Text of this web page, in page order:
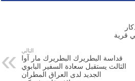
قرية
التالي
قداسة البطريرك البطريرك مار آوا
الثالث يستقبل سعادة السفير البابوي
الجديد لدى العراق المطران